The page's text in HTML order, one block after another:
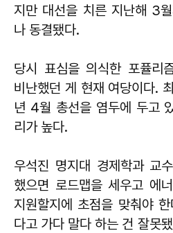
지만 대선을 치른 지난해 3
나 동결됐다.
당시 표심을 의식한 포퓰리
비난했던 게 현재 여당이다.
년 4월 총선을 염두에 두고
리가 높다.
우석진 명지대 경제학과 교
했으면 로드맵을 세우고 에
지원할지에 초점을 맞춰야
다고 가다 말다 하는 건 잘못